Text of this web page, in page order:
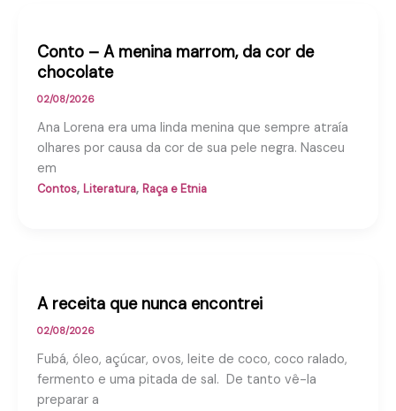
Conto – A menina marrom, da cor de
chocolate
02/08/2026
Ana Lorena era uma linda menina que sempre atraía
olhares por causa da cor de sua pele negra. Nasceu
em
Contos, Literatura, Raça e Etnia
A receita que nunca encontrei
02/08/2026
Fubá, óleo, açúcar, ovos, leite de coco, coco ralado,
fermento e uma pitada de sal. De tanto vê-la
preparar a